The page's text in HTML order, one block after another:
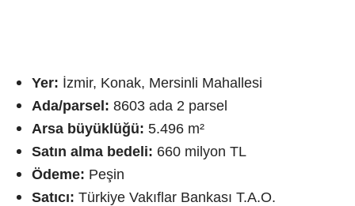
Yer: İzmir, Konak, Mersinli Mahallesi
Ada/parsel: 8603 ada 2 parsel
Arsa büyüklüğü: 5.496 m²
Satın alma bedeli: 660 milyon TL
Ödeme: Peşin
Satıcı: Türkiye Vakıflar Bankası T.A.O.